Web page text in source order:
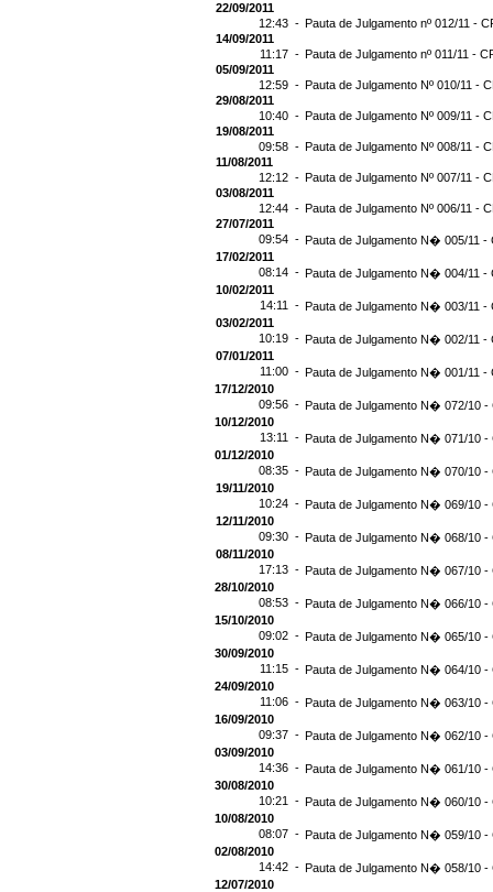
22/09/2011
12:43 - Pauta de Julgamento nº 012/11 -
14/09/2011
11:17 - Pauta de Julgamento nº 011/11 -
05/09/2011
12:59 - Pauta de Julgamento Nº 010/11 -
29/08/2011
10:40 - Pauta de Julgamento Nº 009/11 -
19/08/2011
09:58 - Pauta de Julgamento Nº 008/11 -
11/08/2011
12:12 - Pauta de Julgamento Nº 007/11 -
03/08/2011
12:44 - Pauta de Julgamento Nº 006/11 -
27/07/2011
09:54 - Pauta de Julgamento N� 005/11 -
17/02/2011
08:14 - Pauta de Julgamento N� 004/11 -
10/02/2011
14:11 - Pauta de Julgamento N� 003/11 -
03/02/2011
10:19 - Pauta de Julgamento N� 002/11 -
07/01/2011
11:00 - Pauta de Julgamento N� 001/11 -
17/12/2010
09:56 - Pauta de Julgamento N� 072/10 -
10/12/2010
13:11 - Pauta de Julgamento N� 071/10 -
01/12/2010
08:35 - Pauta de Julgamento N� 070/10 -
19/11/2010
10:24 - Pauta de Julgamento N� 069/10 -
12/11/2010
09:30 - Pauta de Julgamento N� 068/10 -
08/11/2010
17:13 - Pauta de Julgamento N� 067/10 -
28/10/2010
08:53 - Pauta de Julgamento N� 066/10 -
15/10/2010
09:02 - Pauta de Julgamento N� 065/10 -
30/09/2010
11:15 - Pauta de Julgamento N� 064/10 -
24/09/2010
11:06 - Pauta de Julgamento N� 063/10 -
16/09/2010
09:37 - Pauta de Julgamento N� 062/10 -
03/09/2010
14:36 - Pauta de Julgamento N� 061/10 -
30/08/2010
10:21 - Pauta de Julgamento N� 060/10 -
10/08/2010
08:07 - Pauta de Julgamento N� 059/10 -
02/08/2010
14:42 - Pauta de Julgamento N� 058/10 -
12/07/2010